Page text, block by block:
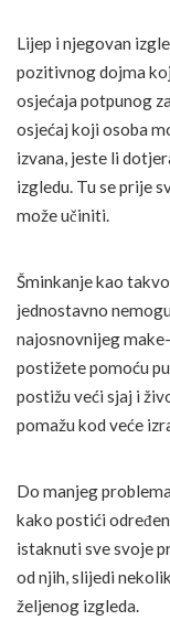
Lijep i njegovan
pozitivnog dojma
osjećaja potpunog
osjećaj koji osoba
izvana, jeste li
izgledu. Tu se prije
može učiniti.
Šminkanje kao
jednostavno
najosnovnijeg
postižete pomoću
postižu veći sjaj i
pomažu kod veće
Do manjeg
kako postići
istaknuti sve svoje
od njih, slijedi
željenog izgleda.